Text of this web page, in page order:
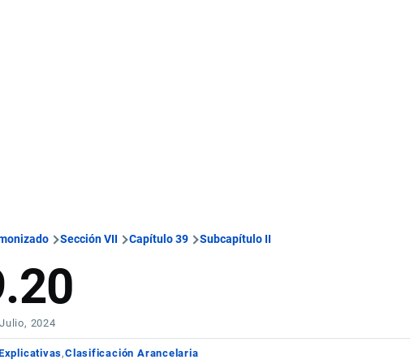
Sección VII Capítulo 39 Subcapítulo II
2024
Clasificación Arancelaria